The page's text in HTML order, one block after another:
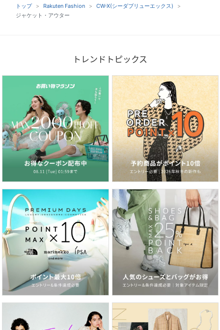
トップ Rakuten Fashion
CW-X(シーダブリューエックス)
ジャケット・アウター
トレンドトピックス